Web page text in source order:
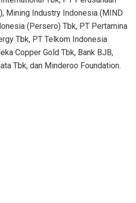
Mining Industry Indonesia (MIND
(Persero) Tbk, PT Pertamina
Tbk, PT Telkom Indonesia
Copper Gold Tbk, Bank BJB,
Tbk, dan Minderoo Foundation.